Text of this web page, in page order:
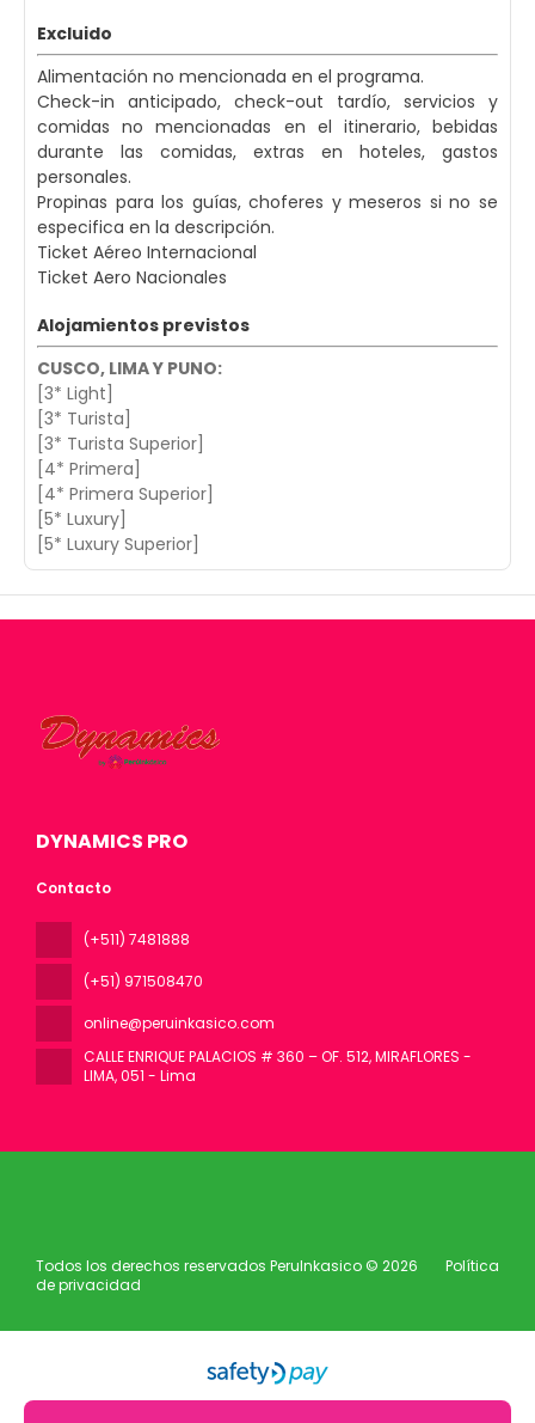
Excluido
Alimentación no mencionada en el programa.
Check-in anticipado, check-out tardío, servicios y
comidas no mencionadas en el itinerario, bebidas
durante las comidas, extras en hoteles, gastos
personales.
Propinas para los guías, choferes y meseros si no se
especifica en la descripción.
Ticket Aéreo Internacional
Ticket Aero Nacionales
Alojamientos previstos
CUSCO, LIMA Y PUNO:
[3* Light]
[3* Turista]
[3* Turista Superior]
[4* Primera]
[4* Primera Superior]
[5* Luxury]
[5* Luxury Superior]
DYNAMICS PRO
Contacto
(+511) 7481888
(+51) 971508470
online@peruinkasico.com
CALLE ENRIQUE PALACIOS # 360 – OF. 512, MIRAFLORES -
LIMA, 051 - Lima
Todos los derechos reservados PeruInkasico © 2026
Política
de privacidad